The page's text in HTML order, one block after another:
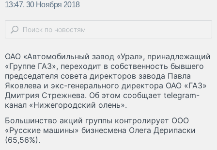
13:47, 30 Ноября 2018
ОАО «Автомобильный завод «Урал», принадлежащий
«Группе ГАЗ», переходит в собственность бывшего
председателя совета директоров завода Павла
Яковлева и экс-генерального директора ОАО «ГАЗ»
Дмитрия Стрежнева. Об этом сообщает telegram-
канал «Нижегородский олень».
Большинство акций группы контролирует ООО
«Русские машины» бизнесмена Олега Дерипаски
(65,56%).